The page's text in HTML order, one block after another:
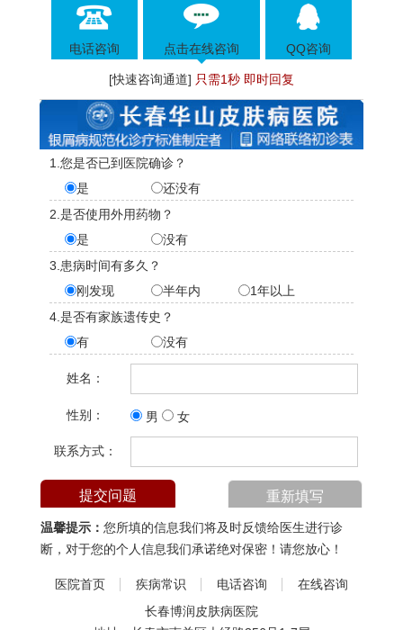
电话咨询 点击在线咨询 QQ咨询
[快速咨询通道] 只需1秒 即时回复
1.您是否已到医院确诊？
是
还没有
2.是否使用外用药物？
是
没有
3.患病时间有多久？
刚发现
半年内
1年以上
4.是否有家族遗传史？
有
没有
姓名：
性别： 男 女
联系方式：
温馨提示： 您所填的信息我们将及时反馈给医生进行诊
断，对于您的个人信息我们承诺绝对保密！请您放心！
医院首页 疾病常识 电话咨询
在线咨询
长春博润皮肤病医院